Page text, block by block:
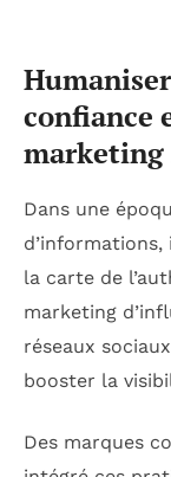
confiance
marketing
Dans une
la carte de
marketing
réseaux
booster la
Des marques